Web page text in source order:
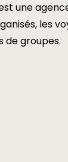
une
les
de groupes.​